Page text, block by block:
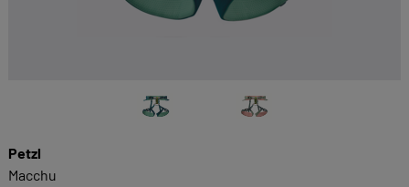
Wir möchten die Bedienung dieses Shops für
Social-Media-Plattformen etc.
Petzl
Macchu